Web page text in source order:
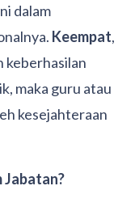
dalam
Keempat,
keberhasilan
maka guru atau
kesejahteraan
Jabatan?